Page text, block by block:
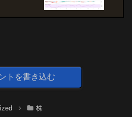
トを書き込む
株